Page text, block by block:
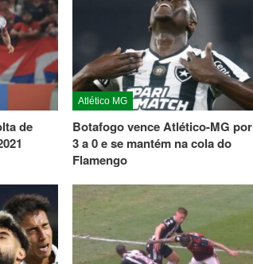
de
Atlético MG
Botafogo vence Atlético-MG por
3 a 0 e se mantém na cola do
Flamengo